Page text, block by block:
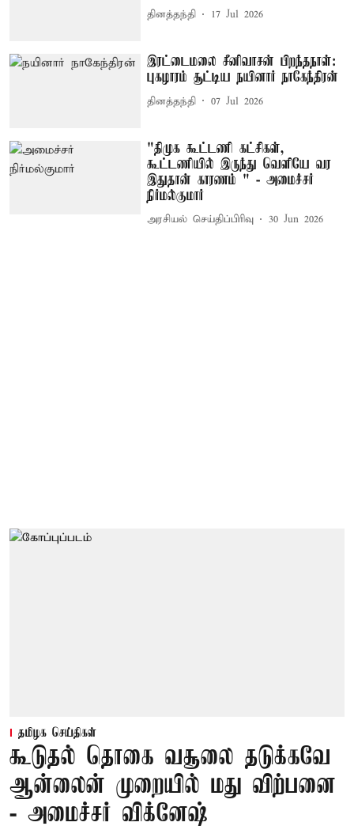
தினத்தந்தி 17 Jul 2026
இரட்டைமலை சீனிவாசன் பிறந்தநாள்:
புகழாரம் சூட்டிய நயினார் நாகேந்திரன்
தினத்தந்தி 07 Jul 2026
"திமுக கூட்டணி கட்சிகள்,
கூட்டணியில் இருந்து வெளியே வர
இதுதான் காரணம் " - அமைச்சர்
நிர்மல்குமார்
அரசியல் செய்திப்பிரிவு 30 Jun 2026
தமிழக செய்திகள்
கூடுதல் தொகை வசூலை தடுக்கவே
ஆன்லைன் முறையில் மது விற்பனை
- அமைச்சர் விக்னேஷ்